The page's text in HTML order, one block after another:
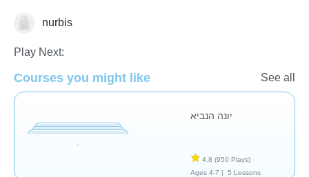
Religionnurbis
Play Next:
Courses you might like See all
יונה הנביא
4.8 (950 Plays)
Ages 4-7 |
5 Lessons